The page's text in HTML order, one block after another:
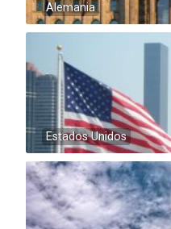
Alemania
Estados Unidos